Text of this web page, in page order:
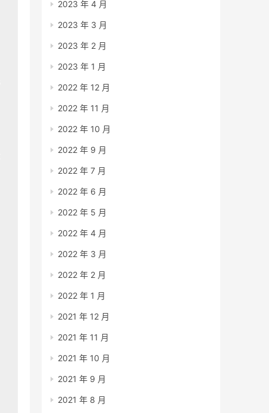
2023 年 4 月
2023 年 3 月
2023 年 2 月
2023 年 1 月
2022 年 12 月
2022 年 11 月
2022 年 10 月
2022 年 9 月
2022 年 7 月
2022 年 6 月
2022 年 5 月
2022 年 4 月
2022 年 3 月
2022 年 2 月
2022 年 1 月
2021 年 12 月
2021 年 11 月
2021 年 10 月
2021 年 9 月
2021 年 8 月